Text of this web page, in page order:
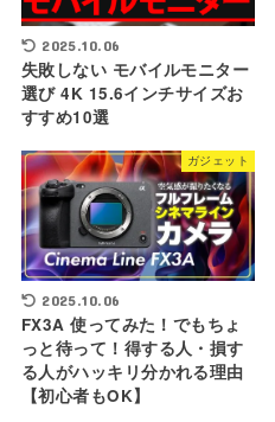
2025.10.06
失敗しない モバイルモニター
選び 4K 15.6インチサイズお
すすめ10選
ガジェット
2025.10.06
FX3A 使ってみた！でもちょ
っと待って！得する人・損す
る人がハッキリ分かれる理由
【初心者もOK】